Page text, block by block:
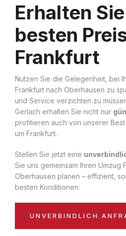
Erhalten
besten
Frankfurt
Nutzen Sie die Gelegenheit, bei
Frankfurt nach Oberhausen zu
und Service verzichten zu
Gerlach erhalten Sie nicht nur
profitieren auch von unserer
um Frankfurt.
Stellen Sie jetzt eine
Sie uns gemeinsam Ihren Umzug
Oberhausen planen – effizient,
besten Konditionen:
UNVERBINDLICH